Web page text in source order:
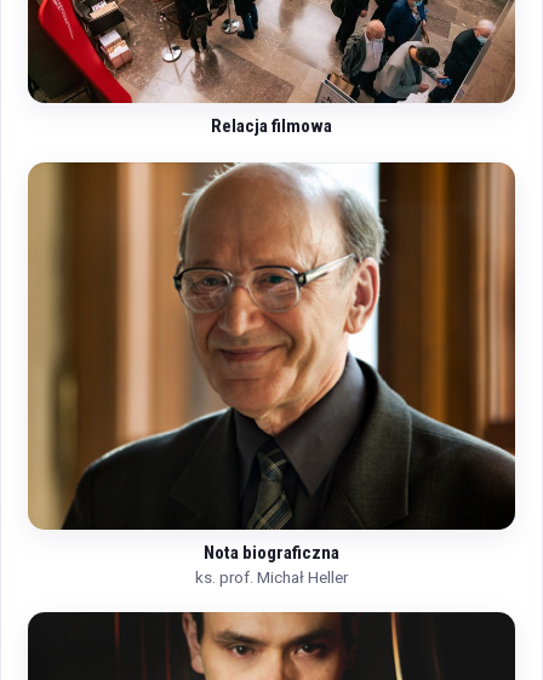
Relacja filmowa
Nota biograficzna
ks. prof. Michał Heller